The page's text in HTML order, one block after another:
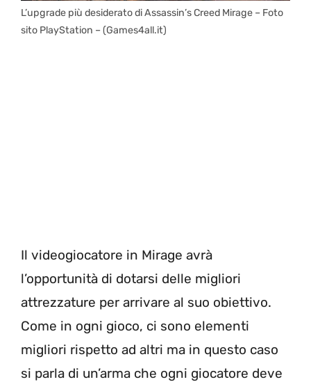
L’upgrade più desiderato di Assassin’s Creed Mirage – Foto
sito PlayStation – (Games4all.it)
Il videogiocatore in Mirage avrà
l’opportunità di dotarsi delle migliori
attrezzature per arrivare al suo obiettivo.
Come in ogni gioco, ci sono elementi
migliori rispetto ad altri ma in questo caso
si parla di un’arma che ogni giocatore deve